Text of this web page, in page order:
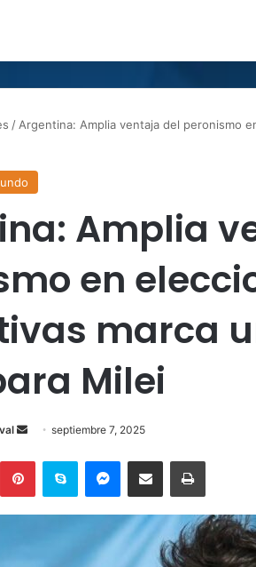
/ Argentina: Amplia ventaja del peronismo
Amplia
en
marca
Milei
Sendseptiembre 7, 2025
PinterestSkype MessengerCompartir por correo electrónicoImprimir